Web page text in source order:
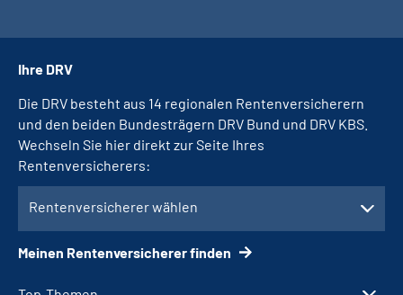
Ihre DRV
Die DRV besteht aus 14 regionalen Rentenversicherern
und den beiden Bundesträgern DRV Bund und DRV KBS.
Wechseln Sie hier direkt zur Seite Ihres
Rentenversicherers:
Rentenversicherer wählen
Meinen Rentenversicherer finden